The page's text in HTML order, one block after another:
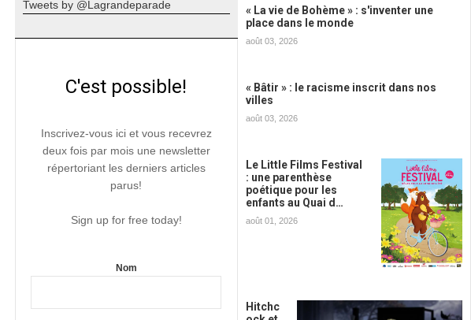
Tweets by @Lagrandeparade
C'est possible!
Inscrivez-vous ici et vous recevrez
deux fois par mois une newsletter
répertoriant les derniers articles
parus!
Sign up for free today!
Nom
« La vie de Bohème » : s'inventer une
place dans le monde
août 03, 2026
« Bâtir » : le racisme inscrit dans nos
villes
août 03, 2026
Le Little Films Festival
: une parenthèse
poétique pour les
enfants au Quai d…
août 01, 2026
Hitchc